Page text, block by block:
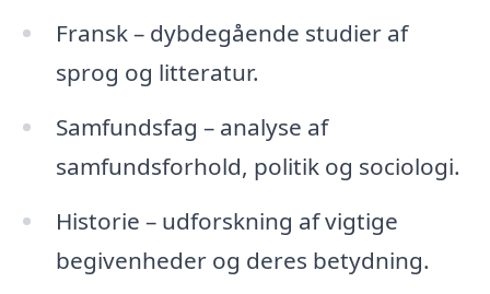
Fransk – dybdegående studier af
sprog og litteratur.
Samfundsfag – analyse af
samfundsforhold, politik og sociologi.
Historie – udforskning af vigtige
begivenheder og deres betydning.